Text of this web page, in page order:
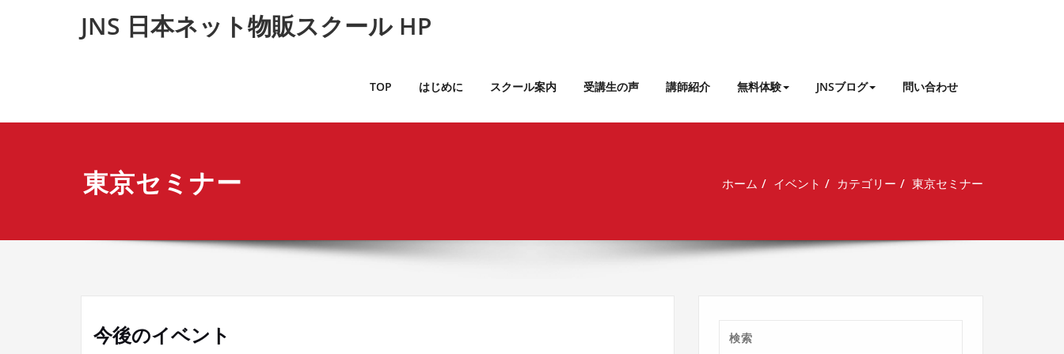
プ
JNS 日本ネット物販スクール HP
TOP はじめに スクール案内 受講生の声 講師紹介 無料体験 JNSブログ 問い合わせ
東京セミナー ホーム イベント カテゴリー 東京セミナー
今後のイベント